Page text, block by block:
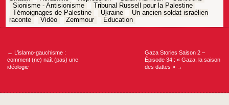
Sionisme - Antisionisme
Tribunal Russell pour la Palestine
Témoignages de Palestine
Ukraine
Un ancien soldat israélien
raconte
Vidéo Zemmour Éducation
Navigation
← L’islamo-gauchisme :
comment (ne) naît (pas) une
idéologie
Gaza Stories Saison 2 –
Épisode 34 : « Gaza, la saison
des dattes » →